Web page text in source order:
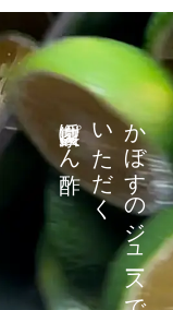
かぼすのジュースで
いただく
自家製ぽん酢